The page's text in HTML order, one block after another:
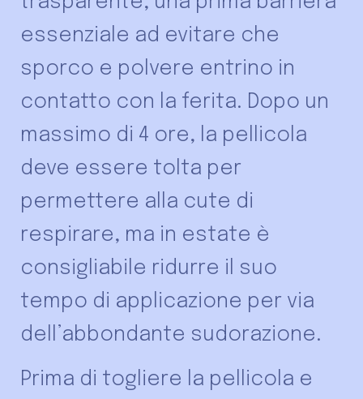
essenziale ad evitare che
sporco e polvere entrino in
contatto con la ferita. Dopo un
massimo di 4 ore, la pellicola
deve essere tolta per
permettere alla cute di
respirare, ma in estate è
consigliabile ridurre il suo
tempo di applicazione per via
dell’abbondante sudorazione.
Prima di togliere la pellicola e